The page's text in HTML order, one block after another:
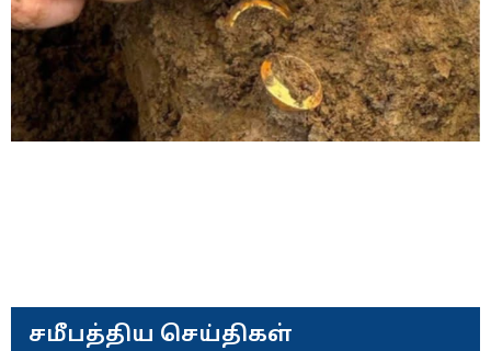
சமீபத்திய செய்திகள்